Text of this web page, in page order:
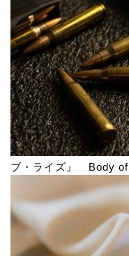
ブ・ライズ』 Body